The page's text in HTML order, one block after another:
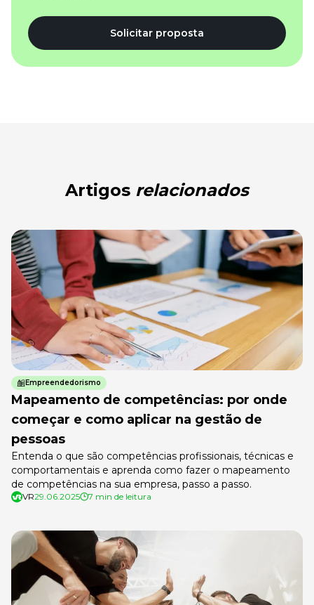
Solicitar proposta
Artigos relacionados
Empreendedorismo
Mapeamento de competências: por onde
começar e como aplicar na gestão de
pessoas
Entenda o que são competências profissionais, técnicas e
comportamentais e aprenda como fazer o mapeamento
de competências na sua empresa, passo a passo.
VR29.06.2025 7 min de leitura